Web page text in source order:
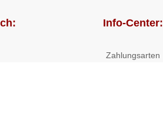
Info-Center:
Zahlungsarten